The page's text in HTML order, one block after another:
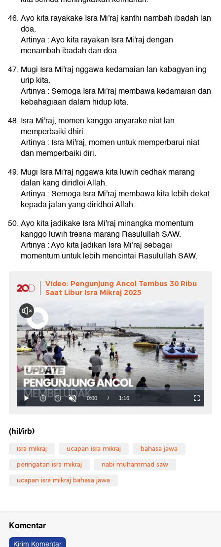
Ayo kita rayakake Isra Mi'raj kanthi nambah ibadah lan
doa.
Artinya : Ayo kita rayakan Isra Mi'raj dengan
menambah ibadah dan doa.
Mugi Isra Mi'raj nggawa kedamaian lan kabagyan ing
urip kita.
Artinya : Semoga Isra Mi'raj membawa kedamaian dan
kebahagiaan dalam hidup kita.
Isra Mi'raj, momen kanggo anyarake niat lan
memperbaiki dhiri.
Artinya : Isra Mi'raj, momen untuk memperbarui niat
dan memperbaiki diri.
Mugi Isra Mi'raj nggawa kita luwih cedhak marang
dalan kang diridloi Allah.
Artinya : Semoga Isra Mi'raj membawa kita lebih dekat
kepada jalan yang diridhoi Allah.
Ayo kita jadikake Isra Mi'raj minangka momentum
kanggo luwih tresna marang Rasulullah SAW.
Artinya : Ayo kita jadikan Isra Mi'raj sebagai
momentum untuk lebih mencintai Rasulullah SAW.
Video: Pengunjung Ancol Tembus 30 Ribu
Saat Libur Isra Mikraj 2025
(hil/irb)
isra mikraj ucapan isra mikraj bahasa jawa
peringatan isra mikraj nabi muhammad saw
ucapan isra mikraj bahasa jawa
Komentar
Kirim Komentar